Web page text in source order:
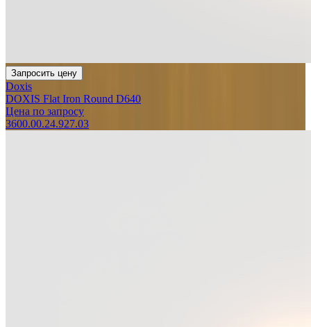
Запросить цену
Doxis
DOXIS Flat Iron Round D640
Цена по запросу
3600.00.24.927.03